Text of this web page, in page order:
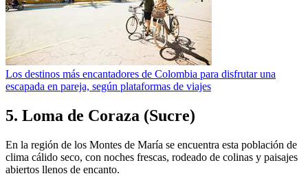
Los destinos más encantadores de Colombia para disfrutar una
escapada en pareja, según plataformas de viajes
5. Loma de Coraza (Sucre)
En la región de los Montes de María se encuentra esta población de
clima cálido seco, con noches frescas, rodeado de colinas y paisajes
abiertos llenos de encanto.